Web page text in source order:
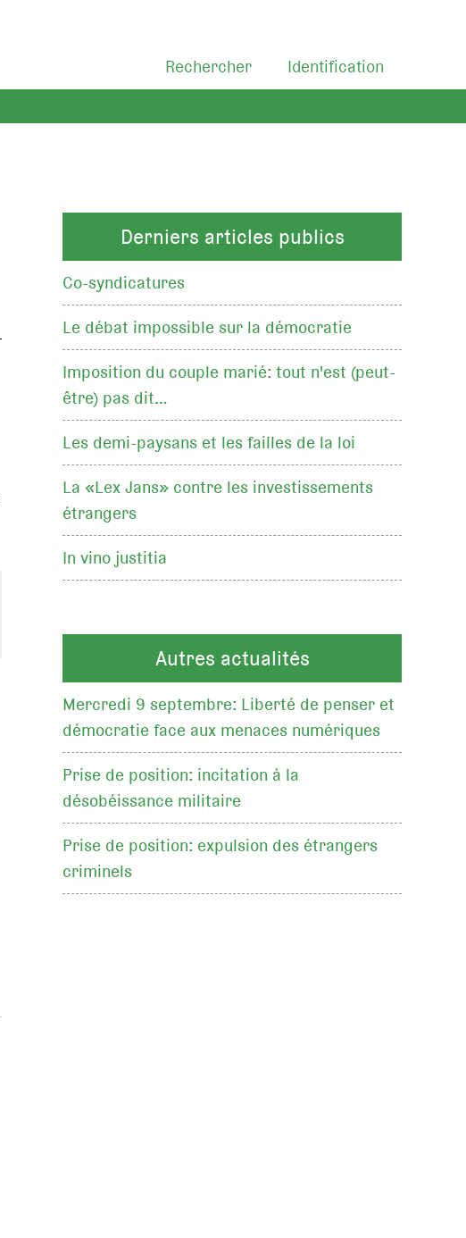
Identification
Rechercher
Derniers articles publics
Co-syndicatures
Le débat impossible sur la démocratie
Imposition du couple marié: tout n'est (peut-
être) pas dit…
Les demi-paysans et les failles de la loi
La «Lex Jans» contre les investissements
étrangers
In vino justitia
Autres actualités
Mercredi 9 septembre: Liberté de penser et
démocratie face aux menaces numériques
Prise de position: incitation à la
désobéissance militaire
Prise de position: expulsion des étrangers
criminels